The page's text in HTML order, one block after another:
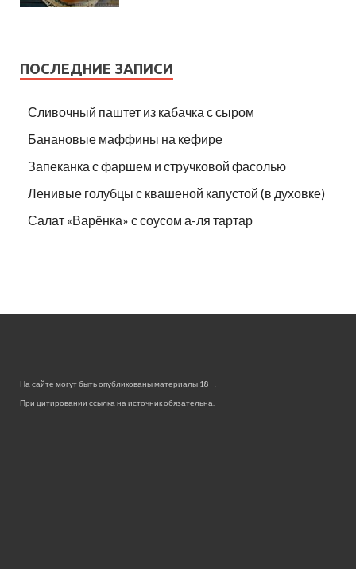
ПОСЛЕДНИЕ ЗАПИСИ
Сливочный паштет из кабачка с сыром
Банановые маффины на кефире
Запеканка с фаршем и стручковой фасолью
Ленивые голубцы с квашеной капустой (в духовке)
Салат «Варёнка» с соусом а-ля тартар
На сайте могут быть опубликованы материалы 18+!
При цитировании ссылка на источник обязательна.